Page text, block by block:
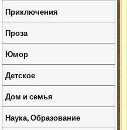
Приключения
Проза
Юмор
Детское
Дом и семья
Наука, Образование